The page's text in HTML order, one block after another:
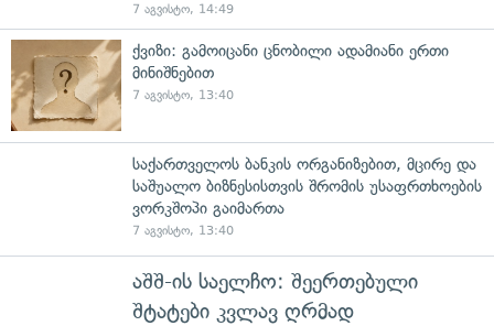
7 აგვისტო, 14:49
ქვიზი: გამოიცანი ცნობილი ადამიანი ერთი
მინიშნებით
7 აგვისტო, 13:40
საქართველოს ბანკის ორგანიზებით, მცირე და
საშუალო ბიზნესისთვის შრომის უსაფრთხოების
ვორკშოპი გაიმართა
7 აგვისტო, 13:40
აშშ-ის საელჩო: შეერთებული
შტატები კვლავ ღრმად